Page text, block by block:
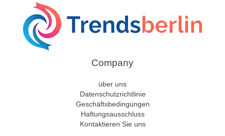
Company
über uns
Datenschutzrichtlinie
Geschäftsbedingungen
Haftungsausschluss
Kontaktieren Sie uns